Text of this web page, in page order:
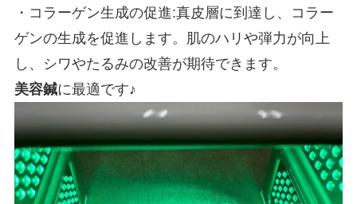
・コラーゲン生成の促進:真皮層に到達し、コラー
ゲンの生成を促進します。肌のハリや弾力が向上
し、シワやたるみの改善が期待できます。
美容鍼に最適です♪